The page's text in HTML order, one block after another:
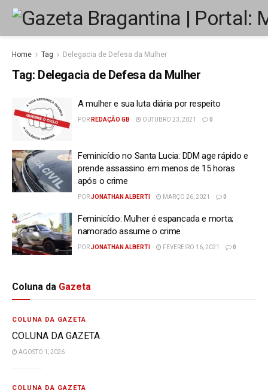
Home Tag Delegacia de Defesa da Mulher
Tag: Delegacia de Defesa da Mulher
A mulher e sua luta diária por respeito
POR REDAÇÃO GB OUTUBRO 23, 2021 0
Feminicídio no Santa Lucia: DDM age rápido e
prende assassino em menos de 15 horas
após o crime
PORJONATHAN ALBERTI MARÇO 26, 2021 0
Feminicídio: Mulher é espancada e morta;
namorado assume o crime
PORJONATHAN ALBERTI FEVEREIRO 16, 2021 0
Coluna da Gazeta
COLUNA DA GAZETA
COLUNA DA GAZETA
AGOSTO 1, 2026
COLUNA DA GAZETA